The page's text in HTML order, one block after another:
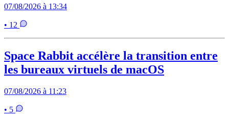
07/08/2026 à 13:34
• 12
Space Rabbit accélère la transition entre
les bureaux virtuels de macOS
07/08/2026 à 11:23
• 5